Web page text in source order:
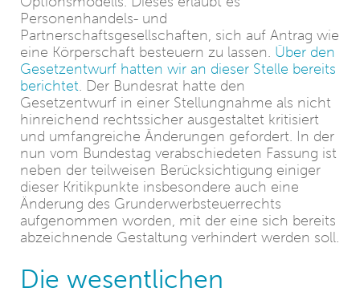
Personenhandels- und
Partnerschaftsgesellschaften, sich auf Antrag wie
eine Körperschaft besteuern zu lassen. Über den
Gesetzentwurf hatten wir an dieser Stelle bereits
berichtet. Der Bundesrat hatte den
Gesetzentwurf in einer Stellungnahme als nicht
hinreichend rechtssicher ausgestaltet kritisiert
und umfangreiche Änderungen gefordert. In der
nun vom Bundestag verabschiedeten Fassung ist
neben der teilweisen Berücksichtigung einiger
dieser Kritikpunkte insbesondere auch eine
Änderung des Grunderwerbsteuerrechts
aufgenommen worden, mit der eine sich bereits
abzeichnende Gestaltung verhindert werden soll.
Die wesentlichen